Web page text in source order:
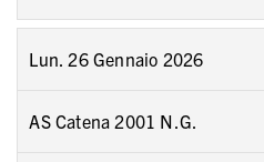
Lun. 26 Gennaio 2026
AS Catena 2001 N.G.